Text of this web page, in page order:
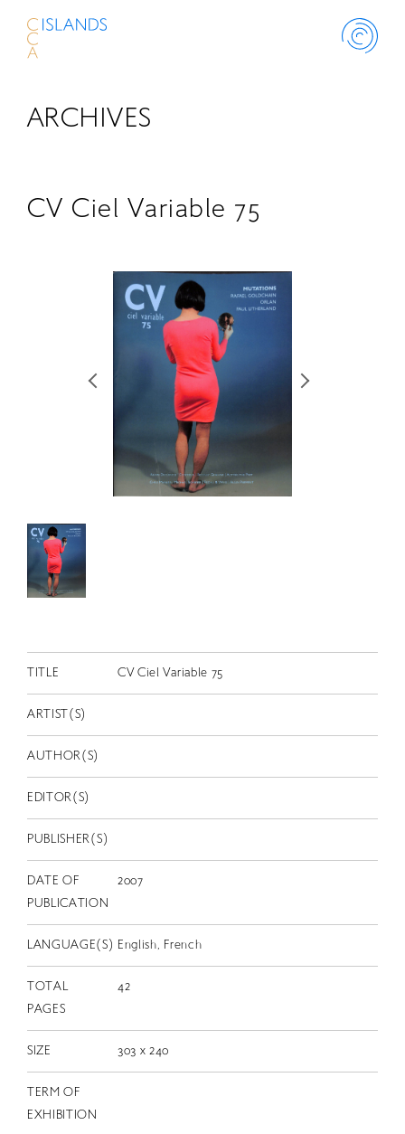
ABOUT
コンサート
出演者
出版物
動画
スカラシップ受賞者
JP
ARCHIVES
CV Ciel Variable 75
TITLE CV Ciel Variable 75
ARTIST(S)
AUTHOR(S)
EDITOR(S)
PUBLISHER(S)
DATE OF
PUBLICATION
2007
LANGUAGE(S) English, French
TOTAL
PAGES
42
SIZE 303 x 240
TERM OF
EXHIBITION